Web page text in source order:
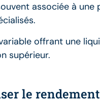
associée à
offrant une
supérieur.
le rendement